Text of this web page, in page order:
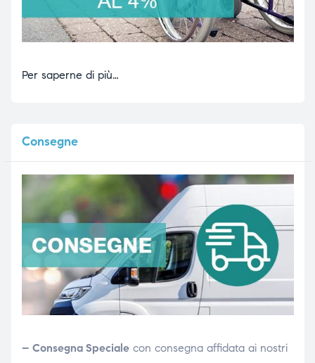
Per saperne di più…
Consegne
– Consegna Specialecon consegna affidata ai nostri